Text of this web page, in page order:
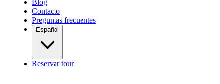
Blog
Contacto
Preguntas frecuentes
Español
Reservar tour